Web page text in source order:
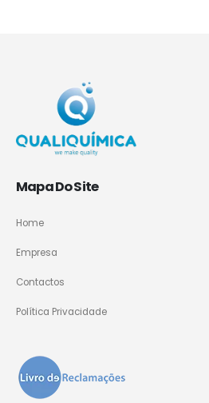
Mapa Do Site
Home
Empresa
Contactos
Política Privacidade